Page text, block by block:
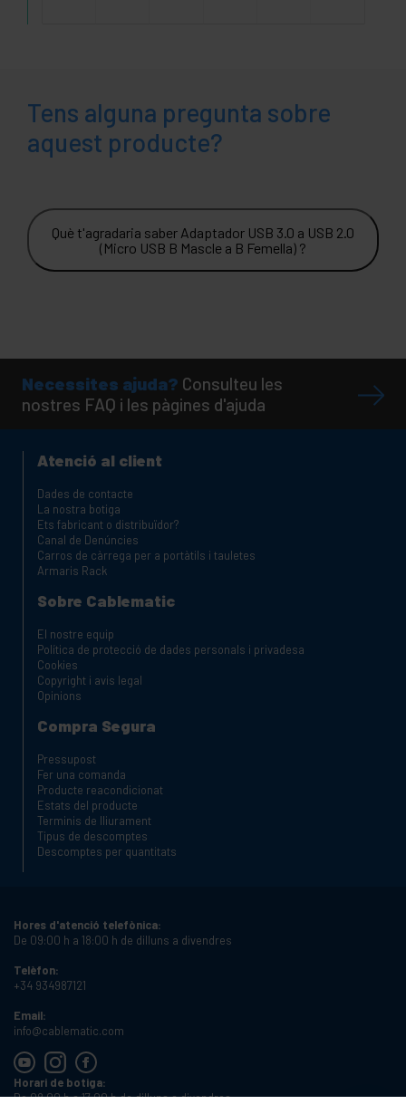
Tens alguna pregunta sobre
aquest producte?
Què t'agradaria saber Adaptador USB 3.0 a USB 2.0
(Micro USB B Mascle a B Femella) ?
Necessites ajuda? Consulteu les
nostres FAQ i les pàgines d'ajuda
Atenció al client
Dades de contacte
La nostra botiga
Ets fabricant o distribuïdor?
Canal de Denúncies
Carros de càrrega per a portàtils i tauletes
Armaris Rack
Sobre Cablematic
El nostre equip
Política de protecció de dades personals i privadesa
Cookies
Copyright i avis legal
Opinions
Compra Segura
Pressupost
Fer una comanda
Producte reacondicionat
Estats del producte
Terminis de lliurament
Tipus de descomptes
Descomptes per quantitats
Hores d'atenció telefònica:
De 09:00 h a 18:00 h de dilluns a divendres
Telèfon:
+34 934987121
Email:
info@cablematic.com
Horari de botiga:
De 08:00 h a 17:00 h de dilluns a divendres